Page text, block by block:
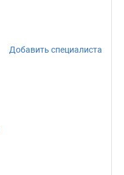
Добавить специалиста